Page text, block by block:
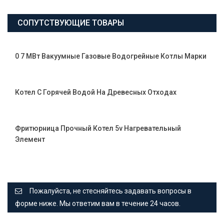
СОПУТСТВУЮЩИЕ ТОВАРЫ
0 7 МВт Вакуумные Газовые Водогрейные Котлы Марки
Котел С Горячей Водой На Древесных Отходах
Фритюрница Прочный Котел 5v Нагревательный
Элемент
Пожалуйста, не стесняйтесь задавать вопросы в
форме ниже. Мы ответим вам в течение 24 часов.